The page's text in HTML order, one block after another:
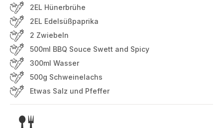
2EL Hünerbrühe
2EL Edelsüßpaprika
2 Zwiebeln
500ml BBQ Souce Swett and Spicy
300ml Wasser
500g Schweinelachs
Etwas Salz und Pfeffer